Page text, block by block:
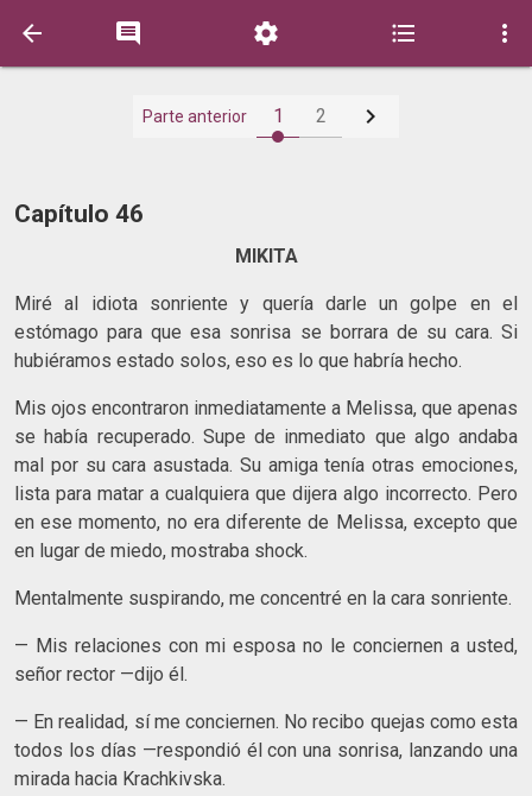
    
Parte anterior 1 2 
Capítulo 46
MIKITA
Miré al idiota sonriente y quería darle un golpe en el
estómago para que esa sonrisa se borrara de su cara. Si
hubiéramos estado solos, eso es lo que habría hecho.
Mis ojos encontraron inmediatamente a Melissa, que apenas
se había recuperado. Supe de inmediato que algo andaba
mal por su cara asustada. Su amiga tenía otras emociones,
lista para matar a cualquiera que dijera algo incorrecto. Pero
en ese momento, no era diferente de Melissa, excepto que
en lugar de miedo, mostraba shock.
Mentalmente suspirando, me concentré en la cara sonriente.
— Mis relaciones con mi esposa no le conciernen a usted,
señor rector —dijo él.
— En realidad, sí me conciernen. No recibo quejas como esta
todos los días —respondió él con una sonrisa, lanzando una
mirada hacia Krachkivska.